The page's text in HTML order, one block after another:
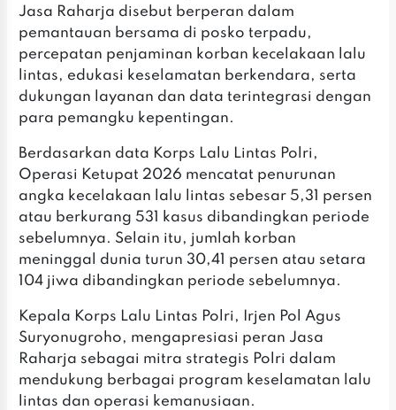
Jasa Raharja disebut berperan dalam
pemantauan bersama di posko terpadu,
percepatan penjaminan korban kecelakaan lalu
lintas, edukasi keselamatan berkendara, serta
dukungan layanan dan data terintegrasi dengan
para pemangku kepentingan.
‎Berdasarkan data Korps Lalu Lintas Polri,
Operasi Ketupat 2026 mencatat penurunan
angka kecelakaan lalu lintas sebesar 5,31 persen
atau berkurang 531 kasus dibandingkan periode
sebelumnya. Selain itu, jumlah korban
meninggal dunia turun 30,41 persen atau setara
104 jiwa dibandingkan periode sebelumnya.
‎Kepala Korps Lalu Lintas Polri, Irjen Pol Agus
Suryonugroho, mengapresiasi peran Jasa
Raharja sebagai mitra strategis Polri dalam
mendukung berbagai program keselamatan lalu
lintas dan operasi kemanusiaan.